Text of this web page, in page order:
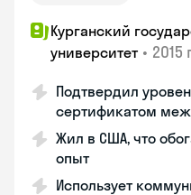
Курганский
университет • 2015
Подтвердил
сертификатом
Жил в США, что
опыт
Использует